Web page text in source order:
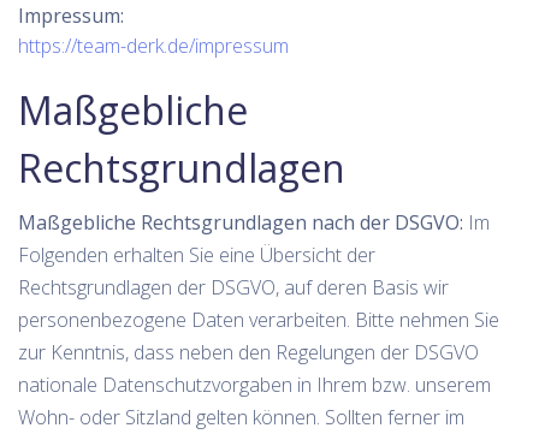
Impressum:
https://team-derk.de/impressum
Maßgebliche
Rechtsgrundlagen
Maßgebliche Rechtsgrundlagen nach der DSGVO: Im
Folgenden erhalten Sie eine Übersicht der
Rechtsgrundlagen der DSGVO, auf deren Basis wir
personenbezogene Daten verarbeiten. Bitte nehmen Sie
zur Kenntnis, dass neben den Regelungen der DSGVO
nationale Datenschutzvorgaben in Ihrem bzw. unserem
Wohn- oder Sitzland gelten können. Sollten ferner im